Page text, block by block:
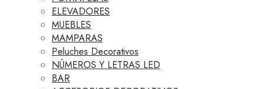
ELEVADORES
MUEBLES
MAMPARAS
Peluches Decorativos
NÚMEROS Y LETRAS LED
BAR